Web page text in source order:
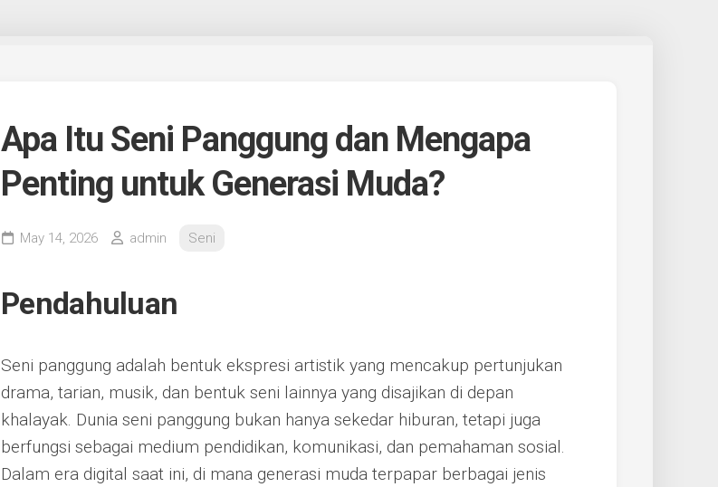
Apa Itu Seni Panggung dan Mengapa
Penting untuk Generasi Muda?
May 14, 2026 admin Seni
Pendahuluan
Seni panggung adalah bentuk ekspresi artistik yang mencakup pertunjukan
drama, tarian, musik, dan bentuk seni lainnya yang disajikan di depan
khalayak. Dunia seni panggung bukan hanya sekedar hiburan, tetapi juga
berfungsi sebagai medium pendidikan, komunikasi, dan pemahaman sosial.
Dalam era digital saat ini, di mana generasi muda terpapar berbagai jenis